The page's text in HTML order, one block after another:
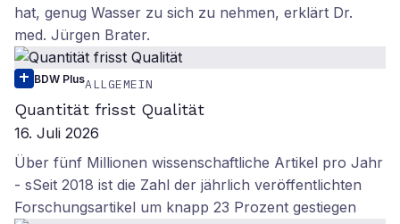
hat, genug Wasser zu sich zu nehmen, erklärt Dr.
med. Jürgen Brater.
BDW PlusALLGEMEIN
Quantität frisst Qualität
16. Juli 2026
Über fünf Millionen wissenschaftliche Artikel pro Jahr
- sSeit 2018 ist die Zahl der jährlich veröffentlichten
Forschungsartikel um knapp 23 Prozent gestiegen